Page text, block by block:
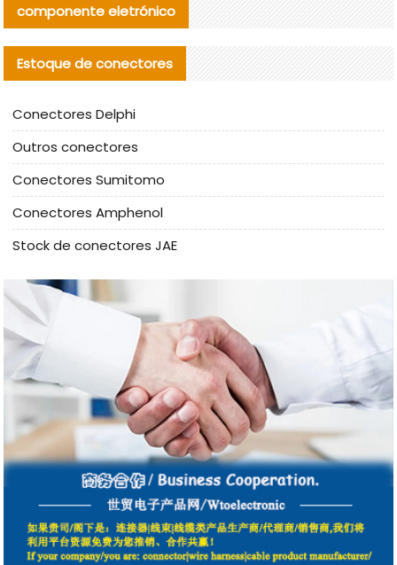
componente eletrónico
Estoque de conectores
Conectores Delphi
Outros conectores
Conectores Sumitomo
Conectores Amphenol
Stock de conectores JAE